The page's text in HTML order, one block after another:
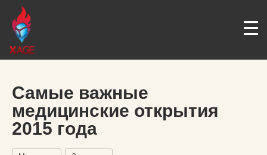
Самые важные
медицинские открытия
2015 года